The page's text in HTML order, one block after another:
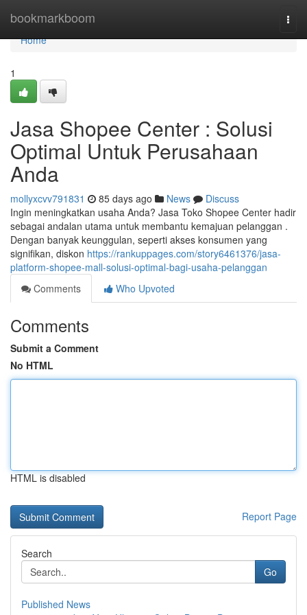
bookmarkboom
Home
Home
1
Jasa Shopee Center : Solusi
Optimal Untuk Perusahaan
Anda
mollyxcvv791831 85 days ago News
Discuss
Ingin meningkatkan usaha Anda? Jasa Toko Shopee Center hadir
sebagai andalan utama untuk membantu kemajuan pelanggan .
Dengan banyak keunggulan, seperti akses konsumen yang
signifikan, diskon https://rankuppages.com/story6461376/jasa-
platform-shopee-mall-solusi-optimal-bagi-usaha-pelanggan
Comments
Who Upvoted
Comments
Submit a Comment
No HTML
HTML is disabled
Report Page
Search
Go
Published News